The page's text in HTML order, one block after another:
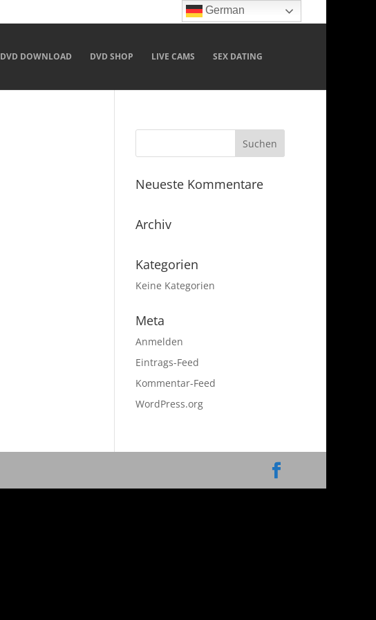
DVD DOWNLOAD DVD SHOP LIVE CAMS SEX DATING
Neueste Kommentare
Archiv
Kategorien
Keine Kategorien
Meta
Anmelden
Eintrags-Feed
Kommentar-Feed
WordPress.org
German